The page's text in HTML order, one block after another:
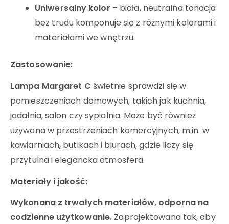
Uniwersalny kolor – biała, neutralna tonacja
bez trudu komponuje się z różnymi kolorami i
materiałami we wnętrzu.
Zastosowanie:
Lampa Margaret C świetnie sprawdzi się w
pomieszczeniach domowych, takich jak kuchnia,
jadalnia, salon czy sypialnia. Może być również
używana w przestrzeniach komercyjnych, m.in. w
kawiarniach, butikach i biurach, gdzie liczy się
przytulna i elegancka atmosfera.
Materiały i jakość:
Wykonana z trwałych materiałów, odporna na
codzienne użytkowanie. Zaprojektowana tak, aby